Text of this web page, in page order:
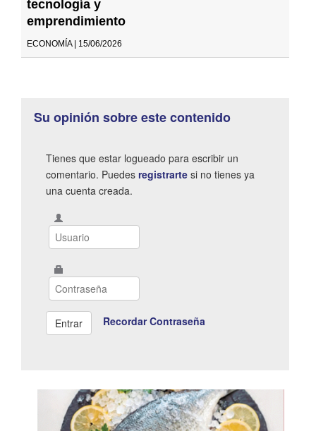
tecnología y
emprendimiento
ECONOMÍA | 15/06/2026
Su opinión sobre este contenido
Tienes que estar logueado para escribir un
comentario. Puedes registrarte si no tienes ya
una cuenta creada.
Recordar Contraseña